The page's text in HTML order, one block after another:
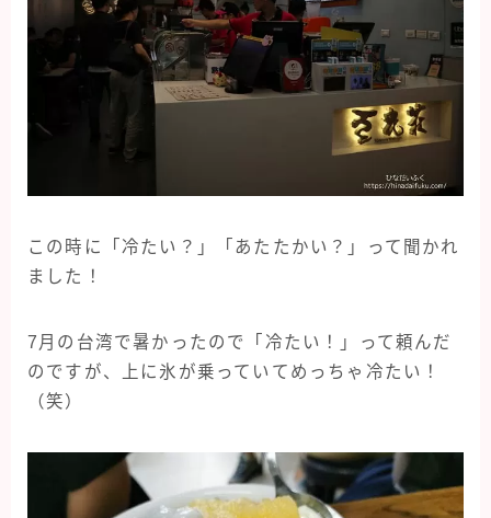
この時に「冷たい？」「あたたかい？」って聞かれ
ました！
7月の台湾で暑かったので「冷たい！」って頼んだ
のですが、上に氷が乗っていてめっちゃ冷たい！
（笑）